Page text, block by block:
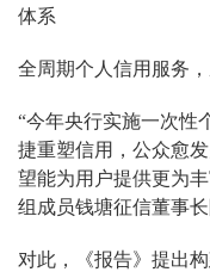
体系
全周期个人信用服务
“今年央行实施一次性
捷重塑信用，公众愈
望能为用户提供更为
组成员钱塘征信董事长
对此，《报告》提出